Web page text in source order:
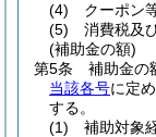
(4)
クーポン
(5)
消費税及
(補助金の額)
第5条
補助金の
当該各号に定
する。
(1)
補助対象